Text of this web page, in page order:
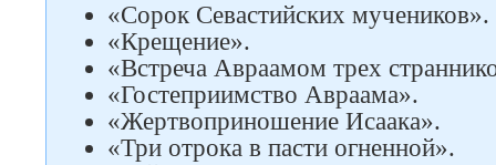
«Сорок Севастийских мучеников».
«Крещение».
«Встреча Авраамом трех
«Гостеприимство Авраама».
«Жертвоприношение Исаака».
«Три отрока в пасти огненной».